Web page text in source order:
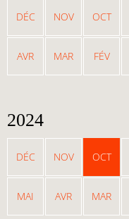
DÉC NOV OCT
AVR MAR FÉV
2024
DÉC NOV OCT
MAI AVR MAR